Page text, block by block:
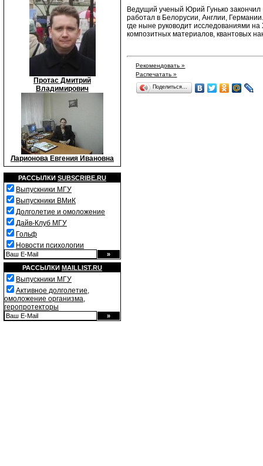
Протас Дмитрий
Владимирович
Ларионова Евгения Ивановна
РАССЫЛКИ SUBSCRIBE.RU
Выпускники МГУ
Выпускники ВМиК
Долголетие и омоложение
Дайв-Клуб МГУ
Гольф
Новости психологии
РАССЫЛКИ MAILLIST.RU
Выпускники МГУ
Активное долголетие,
омоложение организма,
геропротекторы
Ведущий ученый Юрий Гунько закончил
работал в Белорусии, Англии,
где ныне руководит исследованиями
композитных материалов, квантовых
Рекомендовать »
Распечатать »
Поделиться…